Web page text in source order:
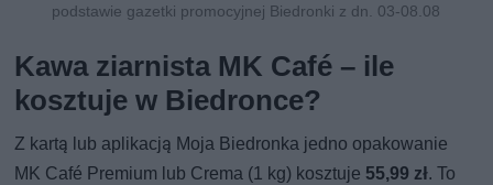
podstawie gazetki promocyjnej Biedronki z dn. 03-08.08
Kawa ziarnista MK Café – ile
kosztuje w Biedronce?
Z kartą lub aplikacją Moja Biedronka jedno opakowanie
MK Café Premium lub Crema (1 kg) kosztuje 55,99 zł. To